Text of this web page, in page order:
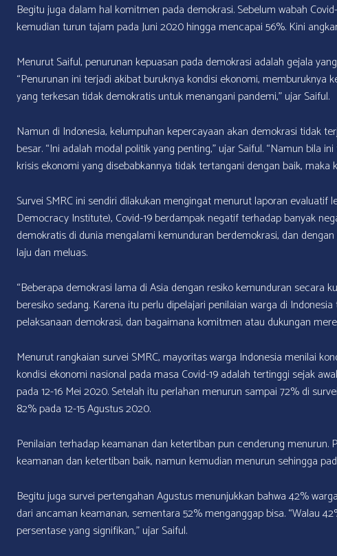
Begitu juga dalam hal komitmen pada demokrasi. Sebelum wabah
kemudian turun tajam pada Juni 2020 hingga mencapai 56%. Kini
Menurut Saiful, penurunan kepuasan pada demokrasi adalah gejala
“Penurunan ini terjadi akibat buruknya kondisi ekonomi,
yang terkesan tidak demokratis untuk menangani pandemi,” ujar Saiful.
Namun di Indonesia, kelumpuhan kepercayaan akan demokrasi tidak
besar. “Ini adalah modal politik yang penting,” ujar Saiful. “Namun bila
krisis ekonomi yang disebabkannya tidak tertangani dengan baik, maka
Survei SMRC ini sendiri dilakukan mengingat menurut laporan
Democracy Institute), Covid-19 berdampak negatif terhadap banyak
demokratis di dunia mengalami kemunduran berdemokrasi, dan
laju dan meluas.
“Beberapa demokrasi lama di Asia dengan resiko kemunduran secara
beresiko sedang. Karena itu perlu dipelajari penilaian warga di
pelaksanaan demokrasi, dan bagaimana komitmen atau dukungan
Menurut rangkaian survei SMRC, mayoritas warga Indonesia menilai
kondisi ekonomi nasional pada masa Covid-19 adalah tertinggi sejak
pada 12-16 Mei 2020. Setelah itu perlahan menurun sampai 72% di
82% pada 12-15 Agustus 2020.
Penilaian terhadap keamanan dan ketertiban pun cenderung
keamanan dan ketertiban baik, namun kemudian menurun sehingga
Begitu juga survei pertengahan Agustus menunjukkan bahwa 42%
dari ancaman keamanan, sementara 52% menganggap bisa. “Walau
persentase yang signifikan,” ujar Saiful.